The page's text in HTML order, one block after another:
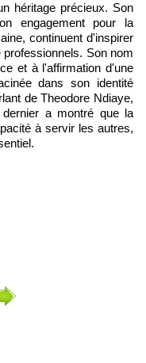
héritage précieux. Son
engagement pour la
continuent d'inspirer
Son nom
et à l'affirmation d'une
dans son identité
de Theodore Ndiaye,
a montré que la
à servir les autres,